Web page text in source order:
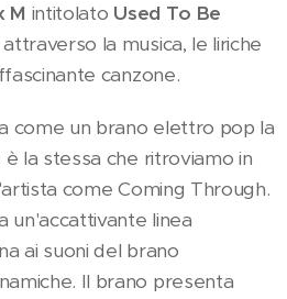
M intitolato Used To Be
la musica, le liriche
canzone.
come un brano elettro pop la
la stessa che ritroviamo in
come Coming Through.
un'accattivante linea
ai suoni del brano
Il brano presenta